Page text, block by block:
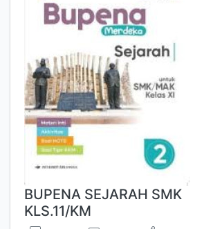
BUPENA SEJARAH SMK
KLS.11/KM